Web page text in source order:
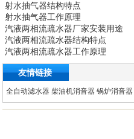
射水抽气器结构特点
射水抽气器工作原理
汽液两相流疏水器厂家安装用途
汽液两相流疏水器结构特点
汽液两相流疏水器工作原理
友情链接
全自动滤水器 柴油机消音器 锅炉消音器